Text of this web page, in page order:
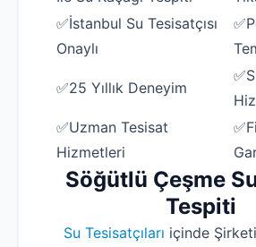
✅İstanbul Su Tesisatçısı
Onaylı
✅25 Yıllık Deneyim
✅Uzman Tesisat
Hizmetleri
Söğütlü Çeşme
Tespiti
Su Tesisatçıları içinde